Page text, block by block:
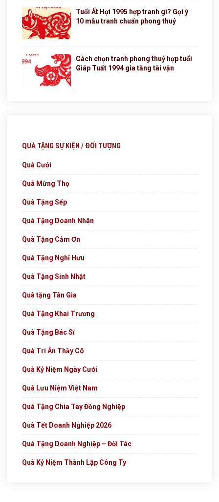
Tuổi Ất Hợi 1995 hợp tranh gì? Gợi ý
10 mẫu tranh chuẩn phong thuỷ
Cách chọn tranh phong thuỷ hợp tuổi
Giáp Tuất 1994 gia tăng tài vận
QUÀ TẶNG SỰ KIỆN / ĐỐI TƯỢNG
Quà Cưới
Quà Mừng Thọ
Quà Tặng Sếp
Quà Tặng Doanh Nhân
Quà Tặng Cảm Ơn
Quà Tặng Nghỉ Hưu
Quà Tặng Sinh Nhật
Quà tặng Tân Gia
Quà Tặng Khai Trương
Quà Tặng Bác Sĩ
Quà Tri Ân Thầy Cô
Quà Kỷ Niệm Ngày Cưới
Quà Lưu Niệm Việt Nam
Quà Tặng Chia Tay Đồng Nghiệp
Quà Tết Doanh Nghiệp 2026
Quà Tặng Doanh Nghiệp – Đối Tác
Quà Kỷ Niệm Thành Lập Công Ty